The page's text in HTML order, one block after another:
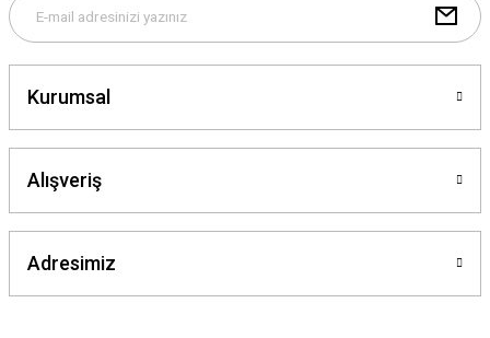
Kurumsal
Alışveriş
Adresimiz